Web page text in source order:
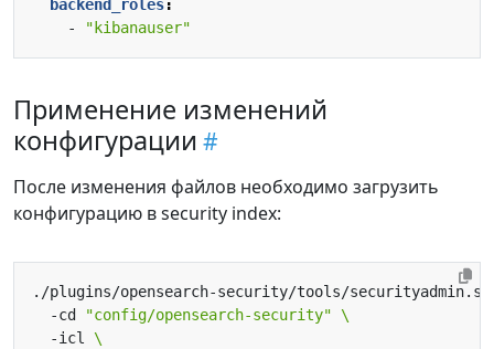
backend_roles:
-
"kibanauser"
Применение изменений
конфигурации
После изменения файлов необходимо загрузить
конфигурацию в security index:
./plugins/opensearch-security/tools/
  -cd
"config/opensearch-security"
  -icl